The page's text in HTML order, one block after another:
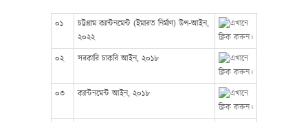
০১
চট্টগ্রাম ক্যান্টনমেন্ট (ইমারত নির্মাণ) উপ-আইন,
২০২২
০২
সরকারি চাকরি আইন, ২০১৮
০৩ ক্যান্টনমেন্ট আইন, ২০১৮